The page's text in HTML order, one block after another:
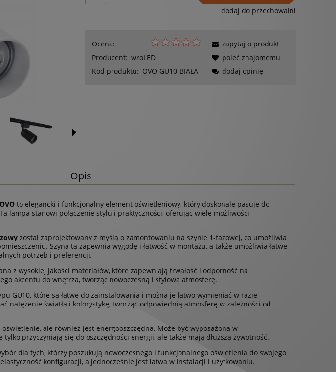
dodaj do przechowalni
Ocena:
Producent: wroLED
Kod produktu: OVO-GU10-BIAŁA
zapytaj o produkt
poleć znajomemu
dodaj opinię
Opis
to elegancki i funkcjonalny element oświetleniowy, który doskonale pasuje do
lampa stanowi połączenie stylu i praktyczności, oferując wiele możliwości
został zaprojektowany z myślą o zamontowaniu na szynie 1-fazowej, co umożliwia
Szyna ta zapewnia wygodę i łatwość w montażu, a także umożliwia łatwe
potrzeb i preferencji.
z wysokiej jakości materiałów, które zapewniają trwałość i odporność na
akcentu do wnętrza, tworząc nowoczesną i stylową atmosferę.
GU10, które są łatwe do zainstalowania i można je łatwo wymieniać w razie
natężenie światła i kolorystykę, tworząc odpowiednią atmosferę w zależności od
ale również jest energooszczędna. Może być wyposażona w
tylko przyczyniają się do oszczędności energii, ale także mają dłuższą żywotność.
dla tych, którzy poszukują nowoczesnego i funkcjonalnego oświetlenia do swojego
konfiguracji, a jednocześnie jest łatwa w instalacji i użytkowaniu.